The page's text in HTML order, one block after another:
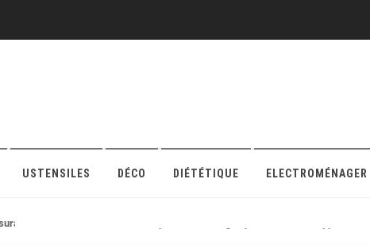
USTENSILES DÉCO DIÉTÉTIQUE ELECTROMÉNAGER
habitation : bien choisir sa protection en ligne pour maison ou appartement